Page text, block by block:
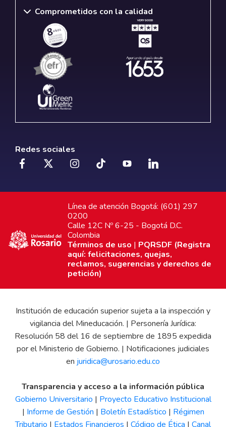
Comprometidos con la calidad
Redes sociales
Línea de atención Bogotá: (601) 297
0200
Calle 12C Nº 6-25 - Bogotá D.C.
Colombia
Términos de uso | PQRSDF (Registra
aquí: felicitaciones, quejas,
reclamos, sugerencias y derechos de
petición)
Institución de educación superior sujeta a la inspección y
vigilancia del Mineducación. | Personería Jurídica:
Resolución 58 del 16 de septiembre de 1895 expedida
por el Ministerio de Gobierno. | Notificaciones judiciales
en juridica@urosario.edu.co
Transparencia y acceso a la información pública
Gobierno Universitario | Proyecto Educativo Institucional
| Informe de Gestión | Boletín Estadístico | Régimen
Tributario | Estados Financieros | Código de Ética | Canal